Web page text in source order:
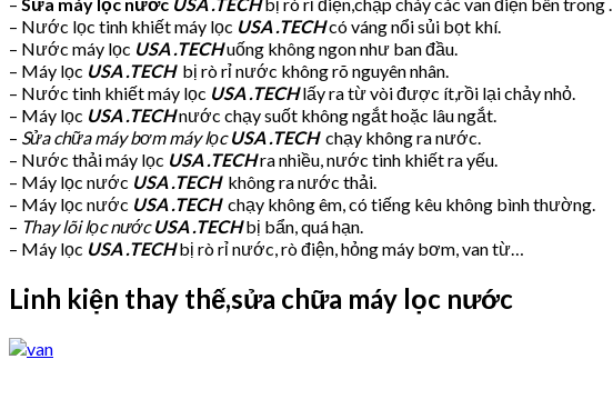
– Nước lọc tinh khiết máy lọc USA .TECHcó váng nổi sủi bọt khí.
– Nước máy lọc USA .TECHuống không ngon như ban đầu.
– Máy lọc USA .TECHbị rò rỉ nước không rõ nguyên nhân.
– Nước tinh khiết máy lọc USA .TECHlấy ra từ vòi được ít,rồi lại chảy nhỏ.
– Máy lọc USA .TECHnước chạy suốt không ngắt hoặc lâu ngắt.
– Sửa chữa máy bơm máy lọcUSA .TECH chạy không ra nước.
– Nước thải máy lọc USA .TECHra nhiều, nước tinh khiết ra yếu.
– Máy lọc nước USA .TECHkhông ra nước thải.
– Máy lọc nước USA .TECHchạy không êm, có tiếng kêu không bình thường.
– Thay lõi lọc nướcUSA .TECHbị bẩn, quá hạn.
– Máy lọc USA .TECHbị rò rỉ nước, rò điện, hỏng máy bơm, van từ…
Linh kiện thay thế,sửa chữa máy lọc nước